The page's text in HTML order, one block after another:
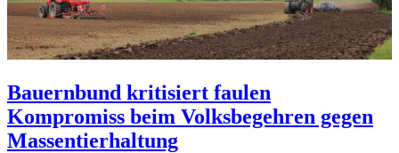
Bauernbund kritisiert faulen
Kompromiss beim Volksbegehren gegen
Massentierhaltung